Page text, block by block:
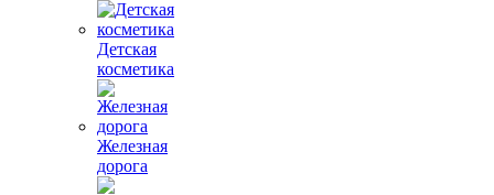
Детская
косметика
Железная
дорога